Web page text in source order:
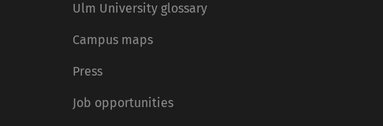
Ulm University glossary
Campus maps
Press
Job opportunities